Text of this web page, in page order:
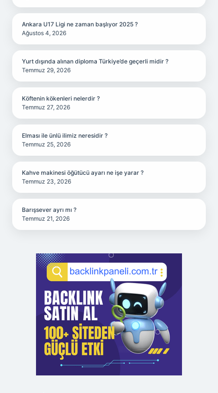
Ankara U17 Ligi ne zaman başlıyor 2025 ?
Ağustos 4, 2026
Yurt dışında alınan diploma Türkiye’de geçerli midir ?
Temmuz 29, 2026
Köftenin kökenleri nelerdir ?
Temmuz 27, 2026
Elması ile ünlü ilimiz neresidir ?
Temmuz 25, 2026
Kahve makinesi öğütücü ayarı ne işe yarar ?
Temmuz 23, 2026
Barışsever ayrı mı ?
Temmuz 21, 2026